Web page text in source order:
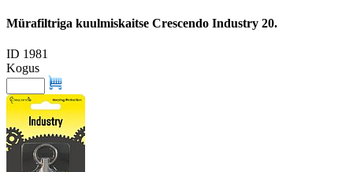
Mürafiltriga kuulmiskaitse Crescendo Industry 20.
ID 1981
Kogus